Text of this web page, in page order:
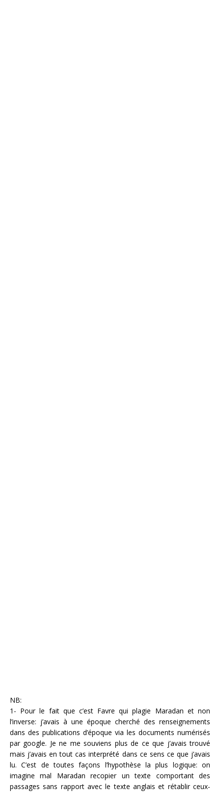
NB:
1- Pour le fait que c’est Favre qui plagie Maradan et non
l’inverse: j’avais à une époque cherché des renseignements
dans des publications d’époque via les documents numérisés
par google. Je ne me souviens plus de ce que j’avais trouvé
mais j’avais en tout cas interprété dans ce sens ce que j’avais
lu. C’est de toutes façons l’hypothèse la plus logique: on
imagine mal Maradan recopier un texte comportant des
passages sans rapport avec le texte anglais et rétablir ceux-